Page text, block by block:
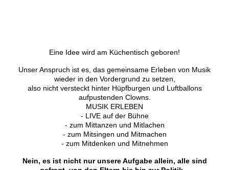
Eine Idee wird am Küchentisch geboren!
Unser Anspruch ist es, das gemeinsame Erleben von Musik
wieder in den Vordergrund zu setzen,
also nicht versteckt hinter Hüpfburgen und Luftballons
aufpustenden Clowns.
MUSIK ERLEBEN
- LIVE auf der Bühne
- zum Mittanzen und Mitlachen
- zum Mitsingen und Mitmachen
- zum Mitdenken und Mitnehmen
Nein, es ist nicht nur unsere Aufgabe allein, alle sind